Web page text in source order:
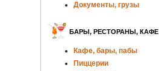
Документы, грузы
БАРЫ, РЕСТОРАНЫ, КАФЕ
Кафе, бары, пабы
Пиццерии